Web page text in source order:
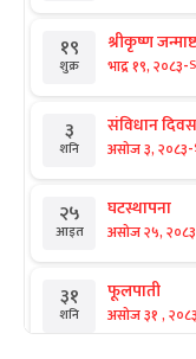
१९
शुक्र
श्रीकृष्ण
भाद्र १९, २०८३-
३
शनि
संविधान दिवस
असोज ३, २०८३-
२५
आइत
घटस्थापना
असोज २५, २०८३
३१
शनि
फूलपाती
असोज ३१ , २०८३